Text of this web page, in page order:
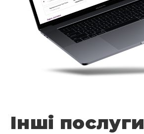
Інші послуги